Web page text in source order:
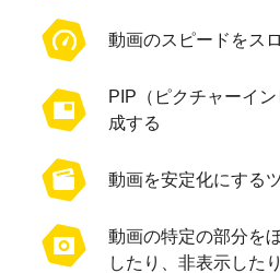
動画のスピードをス
PIP（ピクチャーイ
成する
動画を安定化にする
動画の特定の部分を
したり、非表示した